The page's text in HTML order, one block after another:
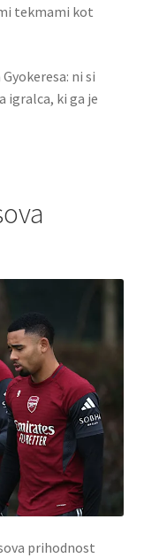
tekmami kot
ni si
igralca, ki ga je
prihodnost